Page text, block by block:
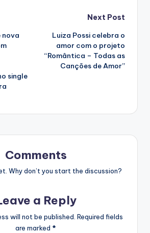
nova
single
Next Post
Luiza Possi celebra o
amor com o projeto
“Romântica – Todas as
Canções de Amor”
Comments
Why don’t you start the discussion?
a Reply
will not be published. Required fields
are marked *